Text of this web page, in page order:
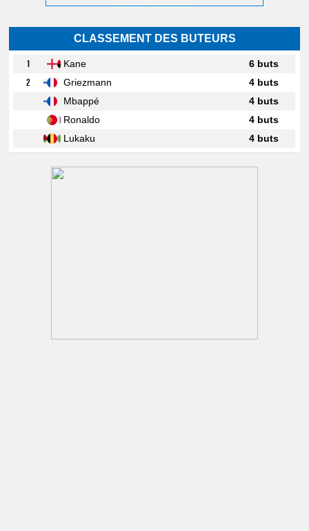
CLASSEMENT DES BUTEURS
1 Kane
6 buts
2
Griezmann
4 buts
Mbappé
4 buts
Ronaldo
4 buts
Lukaku
4 buts